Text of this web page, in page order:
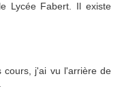
Lycée Fabert. Il existe
cours, j'ai vu l'arrière de